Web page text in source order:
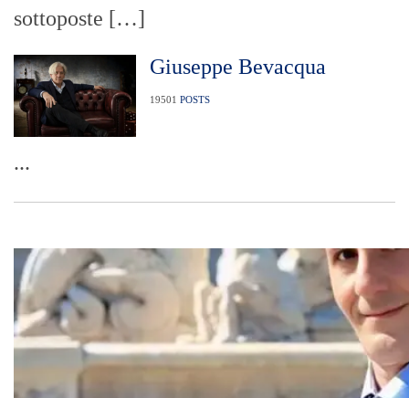
sottoposte […]
Giuseppe Bevacqua
19501 POSTS
...